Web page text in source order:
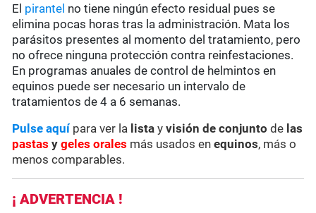
El pirantel no tiene ningún efecto residual pues se
elimina pocas horas tras la administración. Mata los
parásitos presentes al momento del tratamiento, pero
no ofrece ninguna protección contra reinfestaciones.
En programas anuales de control de helmintos en
equinos puede ser necesario un intervalo de
tratamientos de 4 a 6 semanas.
Pulse aquípara ver la lista yvisión de conjunto de las
pastas ygeles orales más usados en equinos, más o
menos comparables.
¡ ADVERTENCIA !